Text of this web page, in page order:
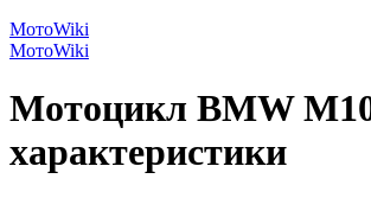
МотоWiki
МотоWiki
Мотоцикл BMW
характеристики